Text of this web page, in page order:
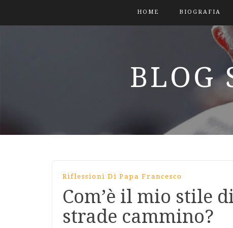
HOME BIOGRAFIA
BLOG
Riflessioni Di Papa Francesco
Com’è il mio stile
strade cammino?